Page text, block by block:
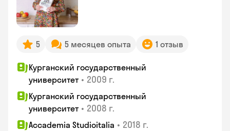
5 5 месяцев опыта 1 отзыв
Курганский государственный
университет • 2009 г.
Курганский государственный
университет • 2008 г.
Accademia Studioitalia • 2018 г.